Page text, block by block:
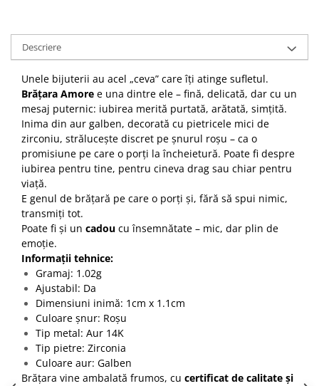
Descriere
Unele bijuterii au acel „ceva” care îți atinge sufletul.
Brățara Amore e una dintre ele – fină, delicată, dar cu un
mesaj puternic: iubirea merită purtată, arătată, simțită.
Inima din aur galben, decorată cu pietricele mici de
zirconiu, strălucește discret pe șnurul roșu – ca o
promisiune pe care o porți la încheietură. Poate fi despre
iubirea pentru tine, pentru cineva drag sau chiar pentru
viață.
E genul de brățară pe care o porți și, fără să spui nimic,
transmiți tot.
Poate fi și un cadou cu însemnătate – mic, dar plin de
emoție.
Informații tehnice:
Gramaj: 1.02g
Ajustabil: Da
Dimensiuni inimă: 1cm x 1.1cm
Culoare șnur: Roșu
Tip metal: Aur 14K
Tip pietre: Zirconia
Culoare aur: Galben
Brățara vine ambalată frumos, cu certificat de calitate și